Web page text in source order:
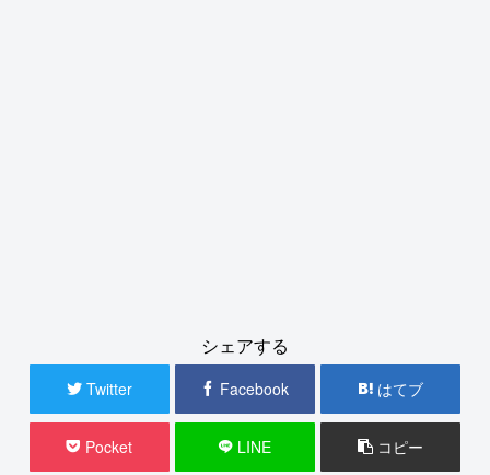
シェアする
Twitter Facebook はてブ
Pocket LINE コピー